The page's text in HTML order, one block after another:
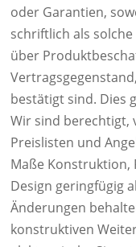
oder Garantien,
schriftlich als
über
bestätigt sind. Dies
Wir sind berechtigt,
Preislisten und
Maße Konstruktion,
Design geringfügig
Änderungen
konstruktiven